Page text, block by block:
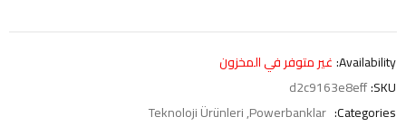
Availability: غير متوفر في المخزون
SKU:
d2c9163e8eff
Categories:
Powerbanklar
,
Teknoloji Ürünleri